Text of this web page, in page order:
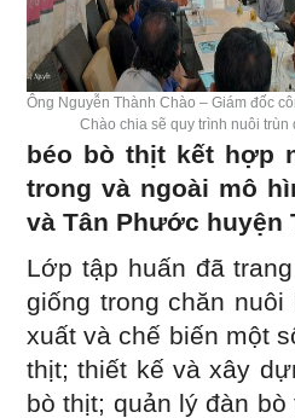
Ông Nguyễn Thành Chào – Giám đốc
Chào chia sẽ quy trình nuôi trùn
béo bò thịt kết hợp
trong và ngoài mô
và Tân Phước huyện
Lớp tập huấn đã
giống trong chăn
xuất và chế biến một
thịt; thiết kế và xây
bò thịt; quản lý đàn